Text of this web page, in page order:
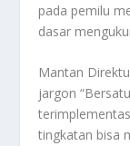
pada pemilu
dasar
Mantan
jargon
tingkatan bisa